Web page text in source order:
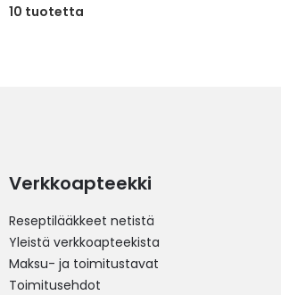
10 tuotetta
Verkkoapteekki
Reseptilääkkeet netistä
Yleistä verkkoapteekista
Maksu- ja toimitustavat
Toimitusehdot